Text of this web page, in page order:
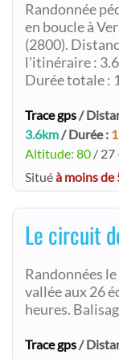
Randonnée
en boucle à
(2800).
l'itinéraire :
Durée totale :
Trace gps/
3.6km/ Durée :
Altitude: 80 / 27
Situéà moins
Le circuit
Randonnées
vallée aux 26
heures.
Trace gps/